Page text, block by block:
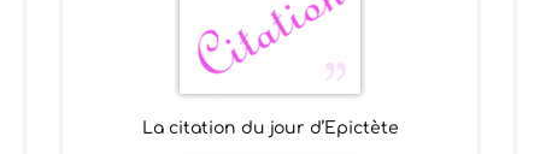
La citation du jour d’Epictète